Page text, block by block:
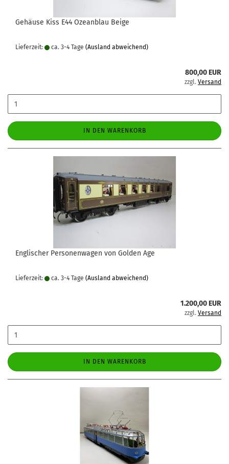
Gehäuse Kiss E44 Ozeanblau Beige
Lieferzeit: ca. 3-4 Tage (Ausland abweichend)
800,00 EUR
zzgl. Versand
IN DEN WARENKORB
Englischer Personenwagen von Golden Age
Lieferzeit: ca. 3-4 Tage (Ausland abweichend)
1.200,00 EUR
zzgl. Versand
IN DEN WARENKORB